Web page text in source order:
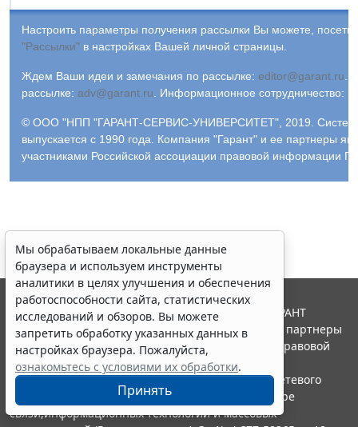
Настроить параметры получения рассылки Вы можете,
"Рассылки" в настройках Вашей личной страницы.
Ждем Ваши идеи и замечания по рассылке: editor@garant.ru
рассылке: adv@garant.ru Информационное сотрудничество:
© ООО "НПП "ГАРАНТ-СЕРВИС-УНИВЕРСИТЕТ", 2019.
выпускается с 1990 года. Компания "Гарант" и ее партнеры
участниками Российской ассоциации правовой информации
Мы обрабатываем локальные данные
браузера и используем инструменты
аналитики в целях улучшения и обеспечения
работоспособности сайта, статистических
исследований и обзоров. Вы можете
запретить обработку указанных данных в
настройках браузера. Пожалуйста,
ознакомьтесь с условиями их обработки.
Принять
© ООО "НПП "ГАРАНТ-СЕРВИС", 2026. Система ГАРАНТ
выпускается с 1990 года. Компания "Гарант" и ее партнеры
являются участниками Российской ассоциации правовой
информации ГАРАНТ.
Портал ГАРАНТ.РУ зарегистрирован в качестве сетевого
издания Федеральной службой по надзору в сфере
связи,информационных технологий и массовых